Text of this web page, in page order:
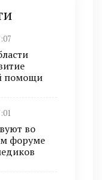
помощи
во
форуме